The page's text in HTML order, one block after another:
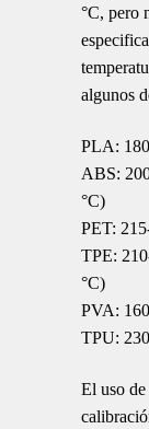
°C, pero
algunos
PLA:
ABS:
°C)
PET:
TPE:
°C)
PVA:
TPU:
El uso